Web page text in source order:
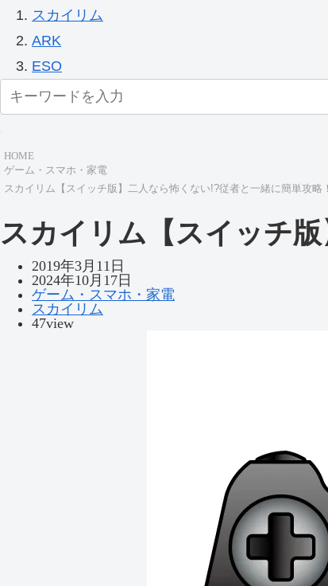
スカイリム
ARK
ESO
HOME
ゲーム・スマホ・家電
スカイリム【スイッチ版】二人なら怖くない!?従者と一緒に簡単攻略！
スカイリム【スイッチ
2019年3月11日
2024年10月17日
ゲーム・スマホ・家電
スカイリム
47view